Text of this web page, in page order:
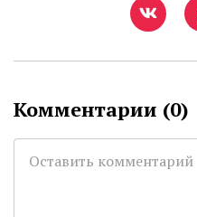
Комментарии (0)